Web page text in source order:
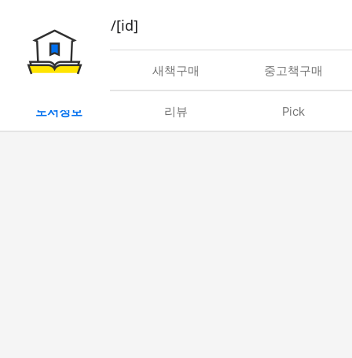
book/rent/[id]
대여 새책구매 중고책구매
도서정보 리뷰 Pick